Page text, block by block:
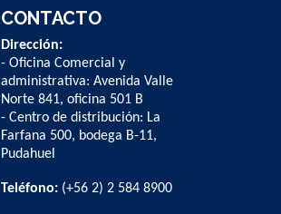
CONTACTO
Dirección:
- Oficina Comercial y
administrativa: Avenida Valle
Norte 841, oficina 501 B
- Centro de distribución: La
Farfana 500, bodega B-11,
Pudahuel
Teléfono: (+56 2) 2 584 8900